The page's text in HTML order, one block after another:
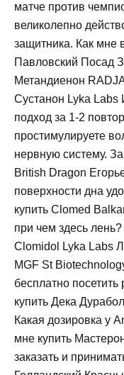
матче против
великолепно
защитника. Как мне
Павловский Посад
Метандиенон
Сустанон Lyka Labs
подход за 1-2
простимулируете
нервную систему.
British Dragon
поверхности дна
купить Clomed
при чем здесь
Clomidol Lyka Labs
MGF St
бесплатно
купить Дека
Какая дозировка у
мне купить
заказать и